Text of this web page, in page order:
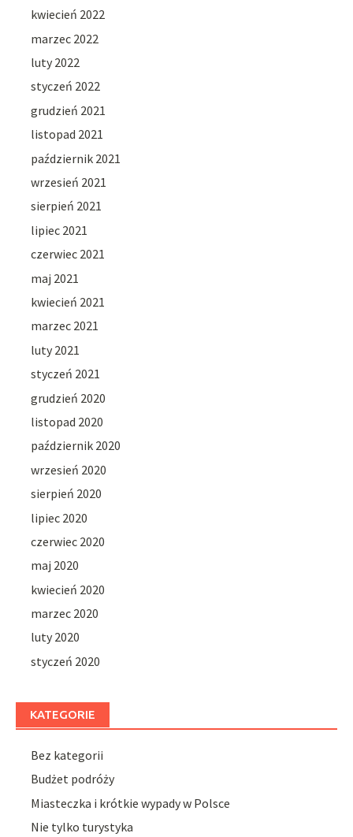
kwiecień 2022
marzec 2022
luty 2022
styczeń 2022
grudzień 2021
listopad 2021
październik 2021
wrzesień 2021
sierpień 2021
lipiec 2021
czerwiec 2021
maj 2021
kwiecień 2021
marzec 2021
luty 2021
styczeń 2021
grudzień 2020
listopad 2020
październik 2020
wrzesień 2020
sierpień 2020
lipiec 2020
czerwiec 2020
maj 2020
kwiecień 2020
marzec 2020
luty 2020
styczeń 2020
KATEGORIE
Bez kategorii
Budżet podróży
Miasteczka i krótkie wypady w Polsce
Nie tylko turystyka